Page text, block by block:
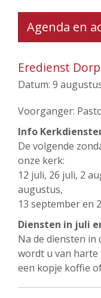
Agenda en
Eredienst
Datum: 9
Voorganger:
Info
De volgende
onze kerk:
12 juli, 26 juli, 2
augustus,
13 september en
Diensten in juli
Na de diensten in
wordt u van
een kopje koffie